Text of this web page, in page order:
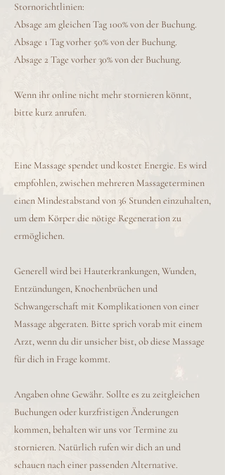
Stornorichtlinien:
Absage am gleichen Tag 100% von der Buchung.
Absage 1 Tag vorher 50% von der Buchung.
Absage 2 Tage vorher 30% von der Buchung.
Wenn ihr online nicht mehr stornieren könnt,
bitte kurz anrufen.
Eine Massage spendet und kostet Energie. Es wird
empfohlen, zwischen mehreren Massageterminen
einen Mindestabstand von 36 Stunden einzuhalten,
um dem Körper die nötige Regeneration zu
ermöglichen.
Generell wird bei Hauterkrankungen, Wunden,
Entzündungen, Knochenbrüchen und
Schwangerschaft mit Komplikationen von einer
Massage abgeraten. Bitte sprich vorab mit einem
Arzt, wenn du dir unsicher bist, ob diese Massage
für dich in Frage kommt.
Angaben ohne Gewähr. Sollte es zu zeitgleichen
Buchungen oder kurzfristigen Änderungen
kommen, behalten wir uns vor Termine zu
stornieren. Natürlich rufen wir dich an und
schauen nach einer passenden Alternative.